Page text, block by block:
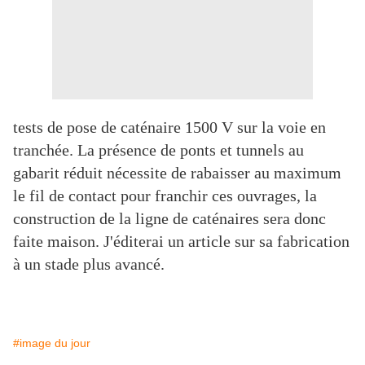
tests de pose de caténaire 1500 V sur la voie en
tranchée. La présence de ponts et tunnels au
gabarit réduit nécessite de rabaisser au maximum
le fil de contact pour franchir ces ouvrages, la
construction de la ligne de caténaires sera donc
faite maison. J'éditerai un article sur sa fabrication
à un stade plus avancé.
#image du jour